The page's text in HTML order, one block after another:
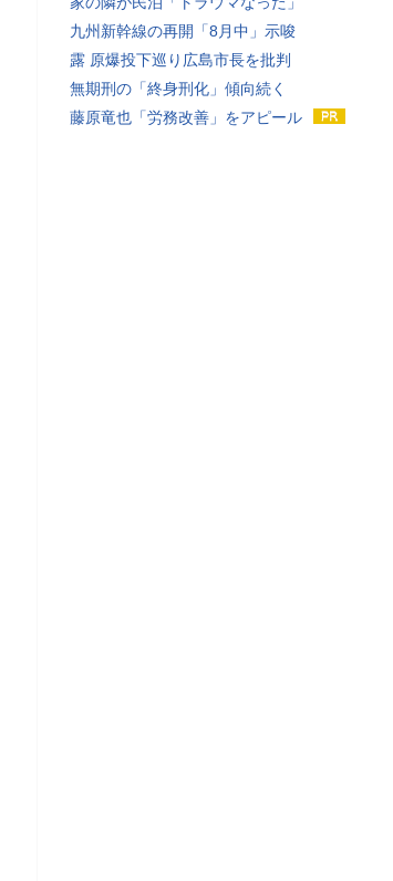
九州新幹線の再開「8月中」示唆
露 原爆投下巡り広島市長を批判
無期刑の「終身刑化」傾向続く
藤原竜也「労務改善」をアピール